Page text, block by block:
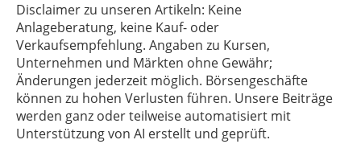
Disclaimer zu unseren Artikeln: Keine
Anlageberatung, keine Kauf- oder
Verkaufsempfehlung. Angaben zu Kursen,
Unternehmen und Märkten ohne Gewähr;
Änderungen jederzeit möglich. Börsengeschäfte
können zu hohen Verlusten führen. Unsere Beiträge
werden ganz oder teilweise automatisiert mit
Unterstützung von AI erstellt und geprüft.